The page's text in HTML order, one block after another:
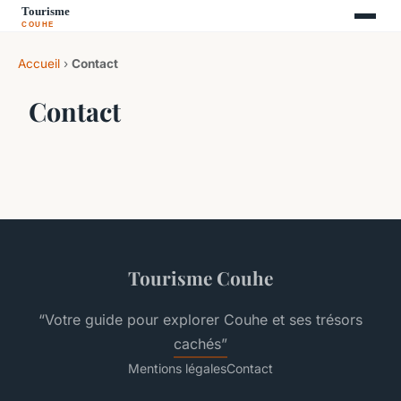
Accueil › Contact
Contact
Tourisme Couhe
“Votre guide pour explorer Couhe et ses trésors
cachés”
Mentions légalesContact